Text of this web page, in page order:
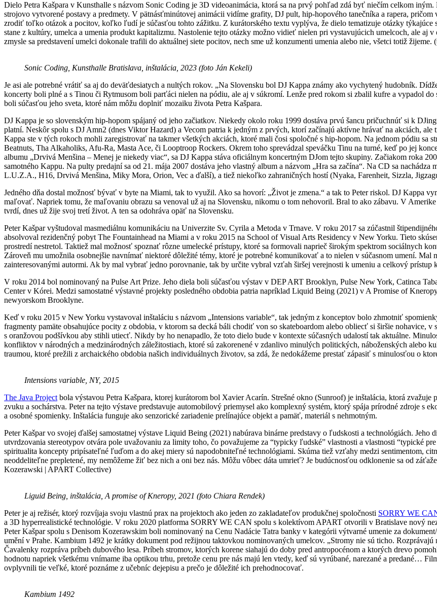
Dielo Petra Kašpara v Kunsthalle s názvom Sonic Coding je 3D videoanimácia, ktorá sa na prvý pohľad zdá byť niečím celkom
strojovo vytvorené postavy a predmety. V pätnásťminútovej animácii vidíme grafity, DJ pult, hip-hopového tanečníka a rapera,
zrodiť toľko otázok a pocitov, koľko ľudí je súčasťou tohto zážitku. Z kurátorského textu vyplýva, že dielo tematizuje otázky týkajúce
stane z kultúry, umelca a umenia produkt kapitalizmu. Nastolenie tejto otázky možno vidieť nielen pri vystavujúcich umelcoch, ale aj
zmysle sa predstavení umelci dokonale trafili do aktuálnej siete pocitov, nech sme už konzumenti umenia alebo nie, všetci totiž
Sonic Coding, Kunsthalle Bratislava, inštalácia, 2023 (foto Ján Kekeli)
Je asi ale potrebné vrátiť sa aj do deväťdesiatych a nultých rokov. „Na Slovensku bol DJ Kappa známy ako vychytený hudobník.
koncerty boli plné a s Tinou či Rytmusom boli parťáci nielen na pódiu, ale aj v súkromí. Lenže pred rokom si zbalil kufre a vypadol
boli súčasťou jeho sveta, ktoré nám môžu doplniť mozaiku života Petra Kašpara.
DJ Kappa je so slovenským hip-hopom spájaný od jeho začiatkov. Niekedy okolo roku 1999 dostáva prvú šancu pričuchnúť si k
platní. Neskôr spolu s DJ Amn2 (dnes Viktor Hazard) a Vecom patria k jedným z prvých, ktorí začínajú aktívne hrávať na akciách,
Kappa ste v tých rokoch mohli zaregistrovať na takmer všetkých akciách, ktoré mali čosi spoločné s hip-hopom. Na jednom pódiu sa
Beatnuts, Tha Alkaholiks, Afu-Ra, Masta Ace, či Looptroop Rockers. Okrem toho sprevádzal speváčku Tinu na turné, keď po jej
albumu „Drvivá Menšina – Menej je niekedy viac“, sa DJ Kappa stáva oficiálnym koncertným DJom tejto skupiny. Začiakom roka
samotného Kappu. Na pulty predajní sa od 21. mája 2007 dostáva jeho vlastný album a názvom „Hra sa začína“. Na CD sa
L.U.Z.A., H16, Drvivá Menšina, Miky Mora, Orion, Vec a ďalší), a tiež niekoľko zahraničných hostí (Nyaka, Farenheit, Sizzla,
Jedného dňa dostal možnosť bývať v byte na Miami, tak to využil. Ako sa hovorí: „Život je zmena.“ a tak to Peter riskol. DJ Kappa
maľovať. Napriek tomu, že maľovaniu obrazu sa venoval už aj na Slovensku, nikomu o tom nehovoril. Bral to ako zábavu. V
tvrdí, dnes už žije svoj tretí život. A ten sa odohráva opäť na Slovensku.
Peter Kašpar vyštudoval masmediálnu komunikáciu na Univerzite Sv. Cyrila a Metoda v Trnave. V roku 2017 sa zúčastnil
absolvoval rezidenčný pobyt The Fountainhead na Miami a v roku 2015 na School of Visual Arts Residency v New Yorku. Tieto
prostredí nestretol. Taktiež mal možnosť spoznať rôzne umelecké prístupy, ktoré sa formovali naprieč širokým spektrom sociálnych
Zároveň mu umožnila osobnejšie navnímať niektoré dôležité témy, ktoré je potrebné komunikovať a to nielen v súčasnom umení.
zainteresovanými autormi. Ak by mal vybrať jedno porovnanie, tak by určite vybral vzťah širšej verejnosti k umeniu a celkový prístup
V roku 2014 bol nominovaný na Pulse Art Prize. Jeho diela boli súčasťou výstav v DEP ART Brooklyn, Pulse New York, Catinca
Center v Kórei. Medzi samostatné výstavné projekty posledného obdobia patria napríklad Liquid Being (2021) v A Promise of
newyorskom Brooklyne.
Keď v roku 2015 v New Yorku vystavoval inštaláciu s názvom „Intensions variable“, tak jedným z konceptov bolo zhmotniť
fragmenty pamäte obsahujúce pocity z obdobia, v ktorom sa decká báli chodiť von so skateboardom alebo obliecť si širšie nohavice,
s oranžovou podšívkou aby stihli utiecť. Nikdy by ho nenapadlo, že toto dielo bude v kontexte súčasných udalostí tak aktuálne.
konfliktov v národných a medzinárodných záležitostiach, ktoré sú zakorenené v zdanlivo minulých politických, náboženských alebo
traumou, ktoré prežili z archaického obdobia našich individuálnych životov, sa zdá, že nedokážeme prestať zápasiť s minulosťou o
Intensions variable, NY, 2015
The Java Project bola výstavou Petra Kašpara, ktorej kurátorom bol Xavier Acarín. Strešné okno (Sunroof) je inštalácia, ktorá
zvuku a sochárstva. Peter na tejto výstave predstavuje automobilový priemysel ako komplexný systém, ktorý spája prírodné zdroje s
a osobné spomienky. Inštalácia funguje ako senzorické zariadenie prelínajúce objekt a pamäť, materiál s nehmotným.
Peter Kašpar vo svojej ďalšej samostatnej výstave Liquid Being (2021) nabúrava binárne predstavy o ľudskosti a technológiách. Jeho
utvrdzovania stereotypov otvára pole uvažovaniu za limity toho, čo považujeme za “typicky ľudské” vlastnosti a vlastnosti “typické
spiritualita koncepty pripísateľné ľuďom a do akej miery sú napodobniteľné technológiami. Skúma tiež vzťahy medzi sentimentom,
neoddeliteľne prepletené, my nemôžeme žiť bez nich a oni bez nás. Môžu vôbec dáta umrieť? Je budúcnosťou odklonenie sa od
Kozerawski | APART Collective)
Liguid Being, inštalácia, A promise of Kneropy, 2021 (foto Chiara Rendek)
Peter je aj režisér, ktorý rozvíjaja svoju vlastnú prax na projektoch ako jeden zo zakladateľov produkčnej spoločnosti SORRY WE
a 3D hyperrealistické technológie. V roku 2020 platforma SORRY WE CAN spolu s kolektívom APART otvorili v Bratislave nový
Peter Kašpar spolu s Denisom Kozerawskim boli nominovaný na Cenu Nadácie Tatra banky v kategórii výtvarné umenie za
umění v Prahe. Kambium 1492 je krátky dokument pod režijnou taktovkou nominovaných umelcov. „Stromy nie sú ticho.
Čavalenky rozpráva príbeh dubového lesa. Príbeh stromov, ktorých korene siahajú do doby pred antropocénom a ktorých drevo
hodnotu napriek všetkému vnímame iba optikou trhu, pretože cenu pre nás majú len vtedy, keď sú vyrúbané, narezané a predané…
ovplyvnili tie veľké, ktoré poznáme z učebníc dejepisu a prečo je dôležité ich prehodnocovať.
Kambium 1492